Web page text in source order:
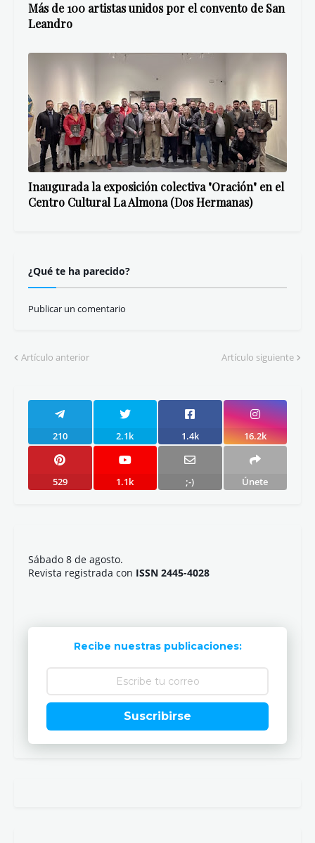
Más de 100 artistas unidos por el convento de San
Leandro
Inaugurada la exposición colectiva "Oración" en el
Centro Cultural La Almona (Dos Hermanas)
¿Qué te ha parecido?
Publicar un comentario
Artículo anterior Artículo siguiente
210 2.1k 1.4k 16.2k
529 1.1k ;-) Únete
Sábado 8 de agosto.
Revista registrada con ISSN 2445-4028
Recibe nuestras publicaciones:
Suscribirse